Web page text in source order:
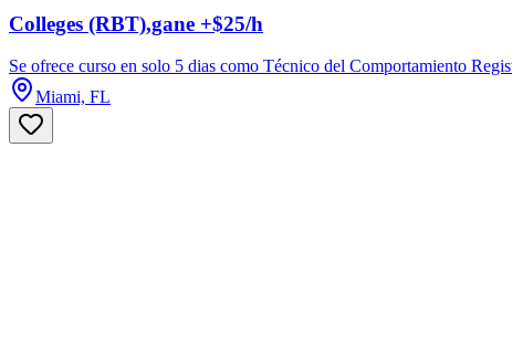
Colleges (RBT),gane +$25/h
Se ofrece curso en solo 5 dias como Técnico del Comportamiento
Miami, FL